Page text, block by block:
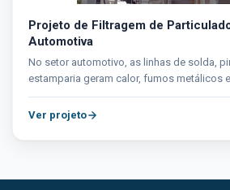
Projeto de Filtragem de
Automotiva
No setor automotivo, as linhas de solda,
estamparia geram calor, fumos metálicos e
Ver projeto